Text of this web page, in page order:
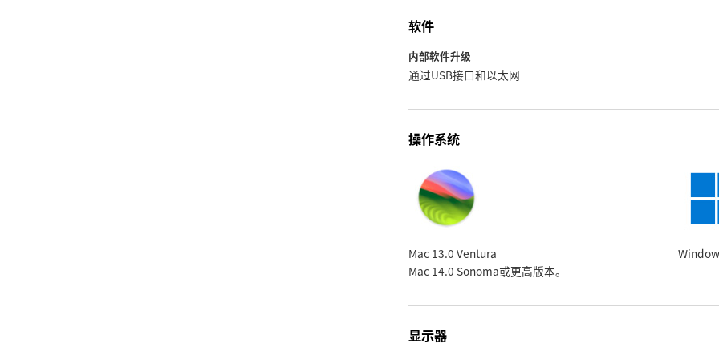
软件
内部软件升级
通过USB接口和以太网
操作系统
Mac 13.0 Ventura
Mac 14.0 Sonoma或更高版本。
显示器